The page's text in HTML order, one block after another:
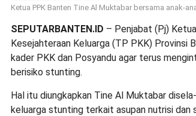
Ketua PPK Banten Tine Al Muktabar bersama anak-
SEPUTARBANTEN.ID – Penjabat (Pj)
Kesejahteraan Keluarga (TP PKK) Provinsi
kader PKK dan Posyandu agar terus
berisiko stunting.
Hal itu diungkapkan Tine Al Muktabar
keluarga stunting terkait asupan nutrisi dan